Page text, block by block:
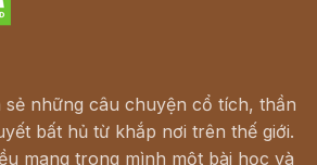
sẻ những câu chuyện cổ tích, thần
bất hủ từ khắp nơi trên thế giới.
mang trong mình một bài học và